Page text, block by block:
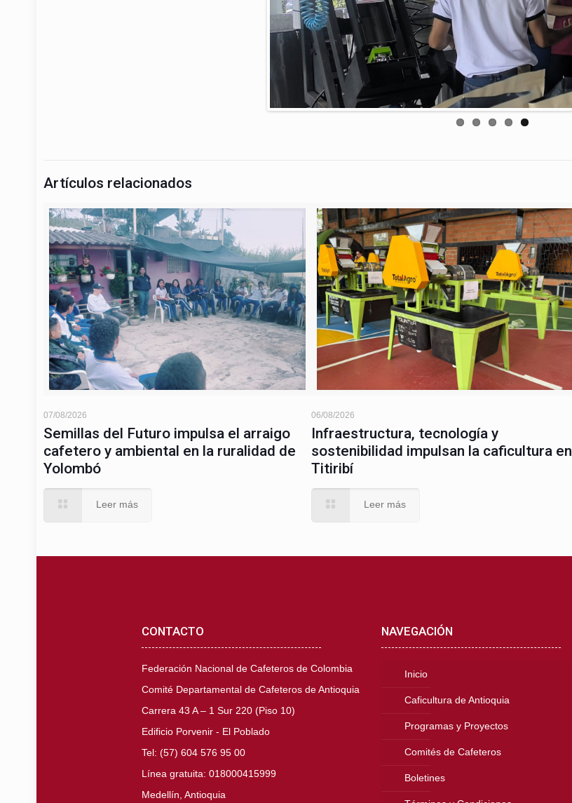
Artículos relacionados
07/08/2026
Semillas del Futuro impulsa el arraigo
cafetero y ambiental en la ruralidad de
Yolombó
Leer más
06/08/2026
Infraestructura, tecnología y
sostenibilidad impulsan la caficultura en
Titiribí
Leer más
CONTACTO
Federación Nacional de Cafeteros de Colombia
Comité Departamental de Cafeteros de Antioquia
Carrera 43 A – 1 Sur 220 (Piso 10)
Edificio Porvenir - El Poblado
Tel: (57) 604 576 95 00
Línea gratuita: 018000415999
Medellín, Antioquia
NAVEGACIÓN
Inicio
Caficultura de Antioquia
Programas y Proyectos
Comités de Cafeteros
Boletines